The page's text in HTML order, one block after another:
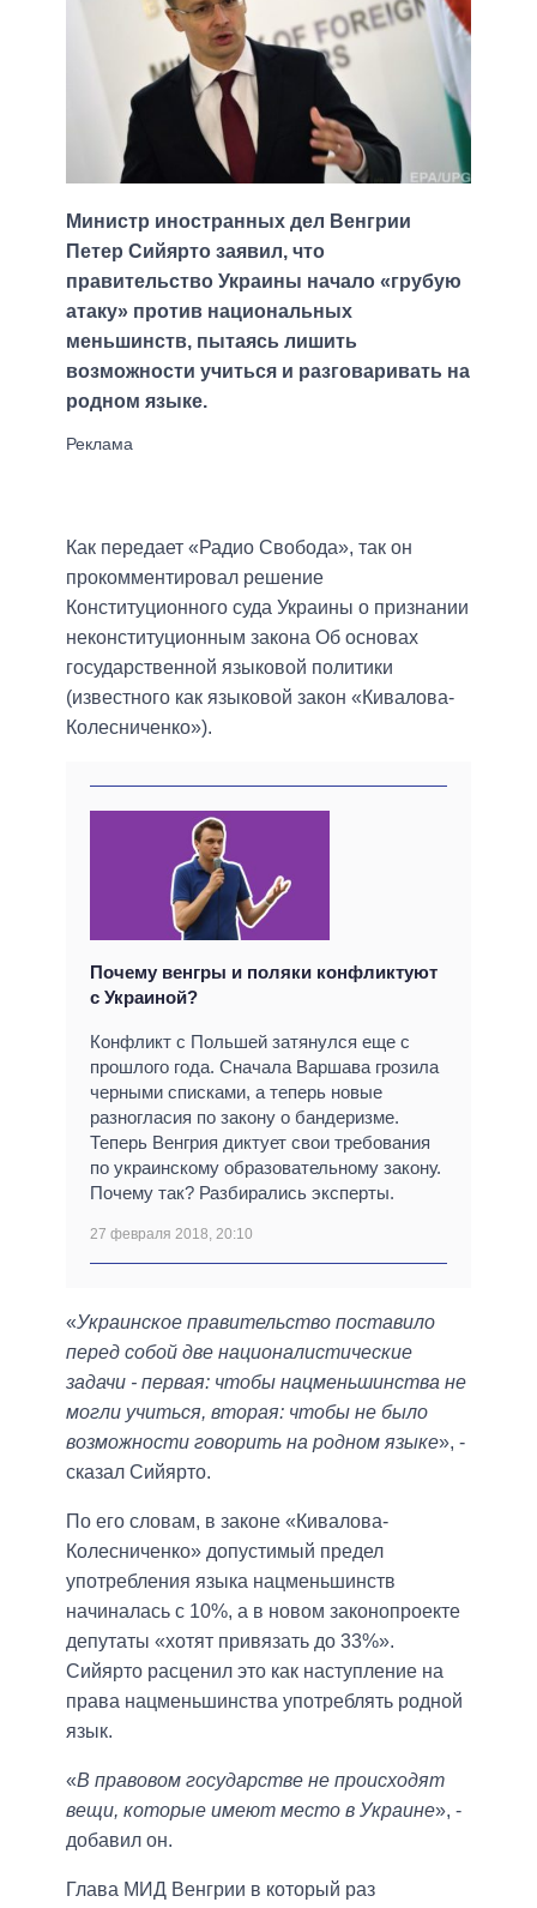
Министр иностранных дел Венгрии
Петер Сийярто заявил, что
правительство Украины начало «грубую
атаку» против национальных
меньшинств, пытаясь лишить
возможности учиться и разговаривать на
родном языке.
Как передает «Радио Свобода», так он
прокомментировал решение
Конституционного суда Украины о признании
неконституционным закона Об основах
государственной языковой политики
(известного как языковой закон «Кивалова-
Колесниченко»).
Почему венгры и поляки конфликтуют
с Украиной?
Конфликт с Польшей затянулся еще с
прошлого года. Сначала Варшава грозила
черными списками, а теперь новые
разногласия по закону о бандеризме.
Теперь Венгрия диктует свои требования
по украинскому образовательному закону.
Почему так? Разбирались эксперты.
27 февраля 2018, 20:10
«Украинское правительство поставило
перед собой две националистические
задачи - первая: чтобы нацменьшинства не
могли учиться, вторая: чтобы не было
возможности говорить на родном языке», -
сказал Сийярто.
По его словам, в законе «Кивалова-
Колесниченко» допустимый предел
употребления языка нацменьшинств
начиналась с 10%, а в новом законопроекте
депутаты «хотят привязать до 33%».
Сийярто расценил это как наступление на
права нацменьшинства употреблять родной
язык.
«В правовом государстве не происходят
вещи, которые имеют место в Украине», -
добавил он.
Глава МИД Венгрии в который раз